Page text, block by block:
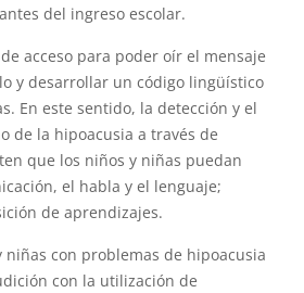
del ingreso escolar.
acceso para poder oír el mensaje
y desarrollar un código lingüístico
En este sentido, la detección y el
de la hipoacusia a través de
que los niños y niñas puedan
el habla y el lenguaje;
de aprendizajes.
niñas con problemas de hipoacusia
con la utilización de